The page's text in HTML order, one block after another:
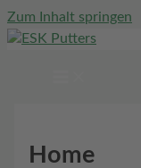
Zum Inhalt springen
Home